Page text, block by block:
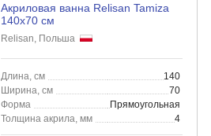
Акриловая ванна Relisan Tamiza
140x70 см
Relisan, Польша
Длина, см
140
Ширина, см
70
Форма
Прямоугольная
Толщина акрила, мм
4